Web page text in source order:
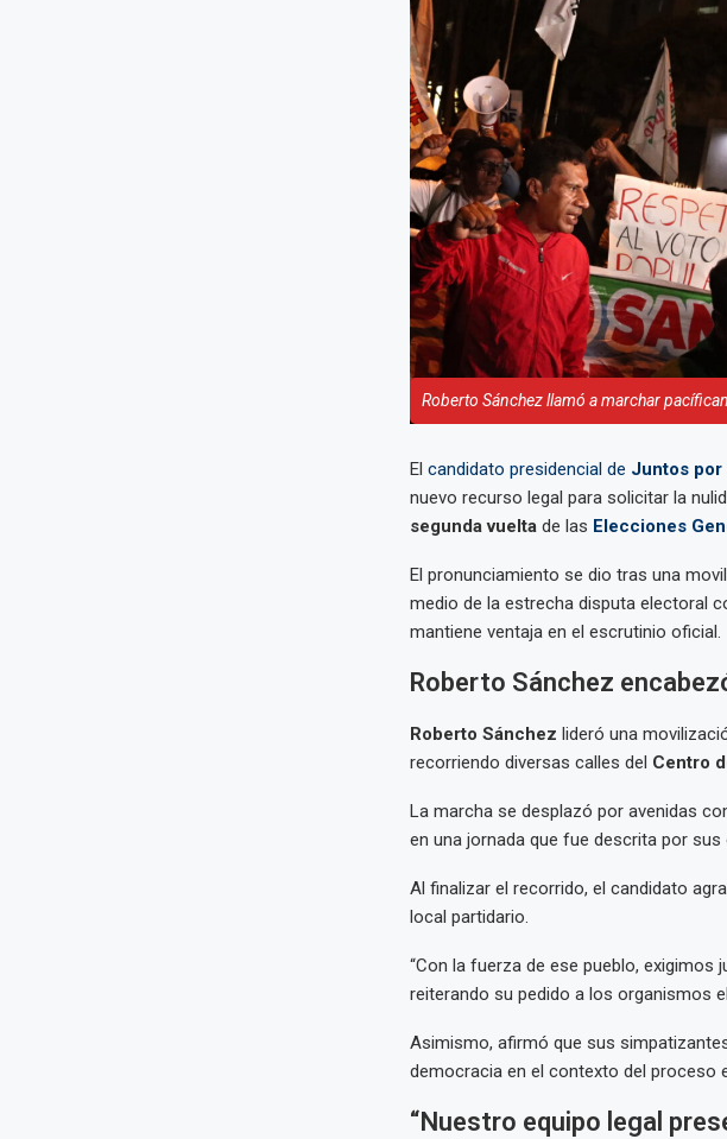
Roberto Sánchez llamó a marchar
El candidato presidencial de Juntos por
nuevo recurso legal para solicitar la
segunda vueltade las Elecciones
El pronunciamiento se dio tras una
medio de la estrecha disputa electoral
mantiene ventaja en el escrutinio oficial.
Roberto Sánchez
Roberto Sánchez lideró una
recorriendo diversas calles del Centro
La marcha se desplazó por avenidas
en una jornada que fue descrita por
Al finalizar el recorrido, el candidato
local partidario.
“Con la fuerza de ese pueblo, exigimos
reiterando su pedido a los organismos
Asimismo, afirmó que sus
democracia en el contexto del proceso
“Nuestro equipo legal